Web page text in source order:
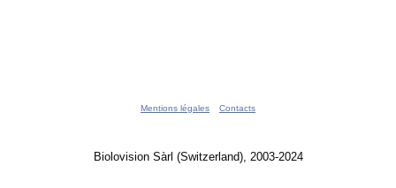
Mentions légales Contacts
Biolovision Sàrl (Switzerland), 2003-2024